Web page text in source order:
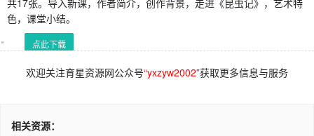
共17张。导入新课，作者简介，创作背景，走进《昆虫记》，艺术特
色，课堂小结。
点此下载
欢迎关注育星资源网公众号“yxzyw2002”获取更多信息与服务
相关资源：